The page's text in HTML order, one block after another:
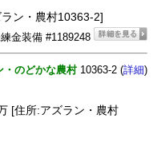
ン・農村10363-2]
金装備 #1189248
・のどかな農村10363-2 (詳細)
[住所:アズラン・農村